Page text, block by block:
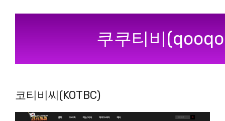
쿠쿠티비
코티비씨(KOTBC)